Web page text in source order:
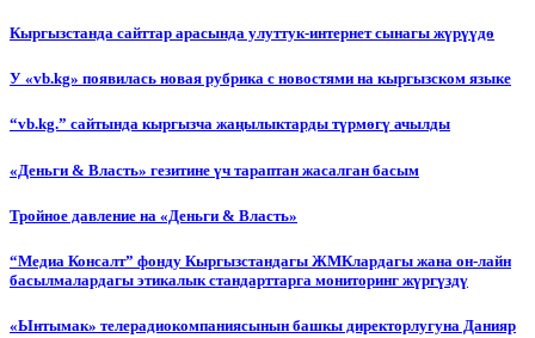
Кыргызстанда сайттар арасында улуттук-интернет сынагы жүрүүдө
У «vb.kg» появилась новая рубрика с новостями на кыргызском языке
“vb.kg.” сайтында кыргызча жаңылыктарды түрмөгү ачылды
«Деньги & Власть» гезитине үч тараптан жасалган басым
Тройное давление на «Деньги & Власть»
“Медиа Консалт” фонду Кыргызстандагы ЖМКлардагы жана он-лайн
басылмалардагы этикалык стандарттарга мониторинг жүргүздү
«Ынтымак» телерадиокомпаниясынын башкы директорлугуна Данияр